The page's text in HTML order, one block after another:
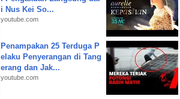
i Nus Kei So...
youtube.com
Penampakan 25 Terduga P
elaku Penyerangan di Tang
erang dan Jak...
youtube.com